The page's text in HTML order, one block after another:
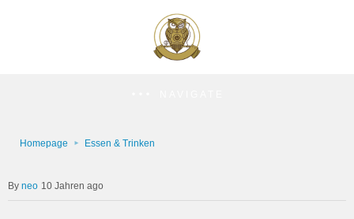
Homepage Essen & Trinken
neo 10 Jahren ago